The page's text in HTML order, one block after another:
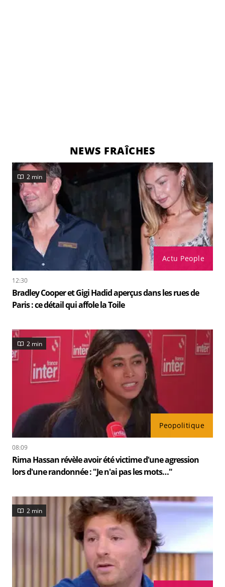
NEWS FRAÎCHES
Actu People
2 min
12:30
Bradley Cooper et Gigi Hadid aperçus dans les rues de
Paris : ce détail qui affole la Toile
Peopolitique
2 min
08:09
Rima Hassan révèle avoir été victime d'une agression
lors d'une randonnée : "Je n'ai pas les mots…"
2 min